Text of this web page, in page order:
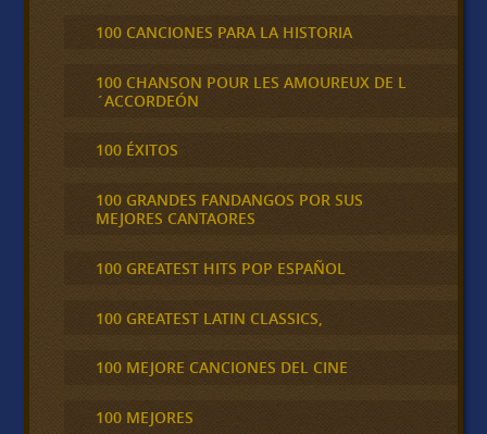
100 CANCIONES PARA LA HISTORIA
100 CHANSON POUR LES AMOUREUX DE L
´ACCORDEÓN
100 ÉXITOS
100 GRANDES FANDANGOS POR SUS
MEJORES CANTAORES
100 GREATEST HITS POP ESPAÑOL
100 GREATEST LATIN CLASSICS,
100 MEJORE CANCIONES DEL CINE
100 MEJORES